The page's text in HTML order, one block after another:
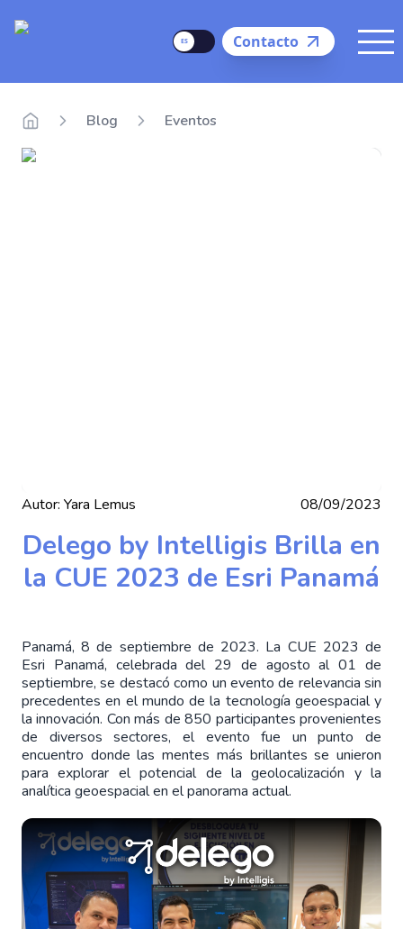
Delego
LanguageContacto
Blog Eventos
Autor: Yara Lemus 08/09/2023
Delego by Intelligis Brilla en
la CUE 2023 de Esri Panamá
Panamá, 8 de septiembre de 2023. La CUE 2023 de
Esri Panamá, celebrada del 29 de agosto al 01 de
septiembre, se destacó como un evento de relevancia sin
precedentes en el mundo de la tecnología geoespacial y
la innovación. Con más de 850 participantes provenientes
de diversos sectores, el evento fue un punto de
encuentro donde las mentes más brillantes se unieron
para explorar el potencial de la geolocalización y la
analítica geoespacial en el panorama actual.